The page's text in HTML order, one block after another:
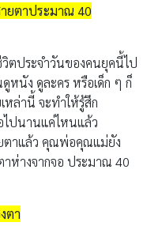
ยตาประมาณ 40
ตประจำวันของคนยุคนี้ไป
หนัง ดูละคร หรือเด็ก ๆ ก็
หล่านี้ จะทำให้รู้สึก
ไปนานแค่ไหนแล้ว
ตาแล้ว คุณพ่อคุณแม่ยัง
ห่างจากจอ ประมาณ 40
ตา